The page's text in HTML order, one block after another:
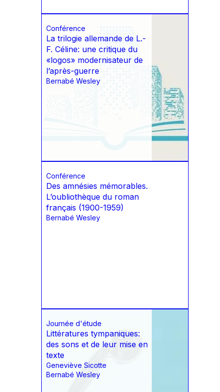
Conférence
La trilogie allemande de L.-
F. Céline: une critique du
«logos» modernisateur de
l’après-guerre
Bernabé Wesley
Conférence
Des amnésies mémorables.
L’oubliothèque du roman
français (1900-1959)
Bernabé Wesley
Journée d'étude
Littératures tympaniques:
des sons et de leur mise en
texte
Geneviève Sicotte
Bernabé Wesley